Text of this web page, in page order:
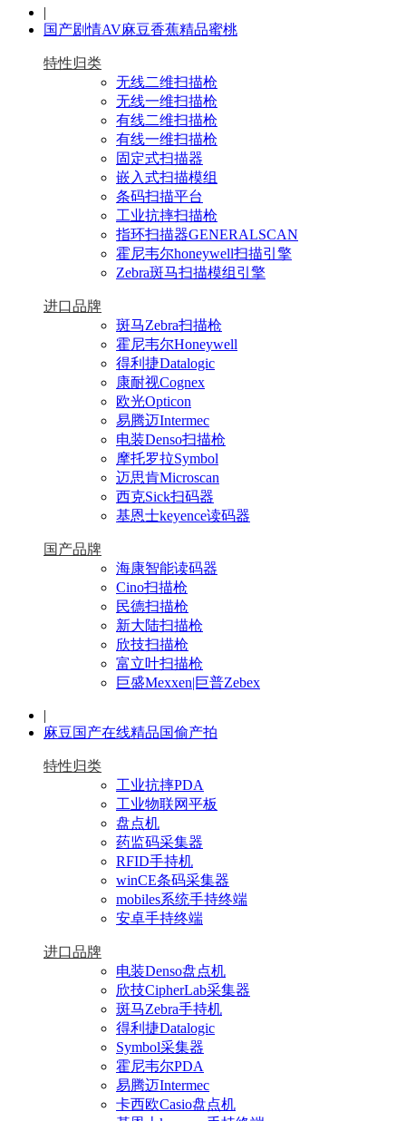
|
国产剧情AV麻豆香蕉精品蜜桃
特性归类
无线二维扫描枪
无线一维扫描枪
有线二维扫描枪
有线一维扫描枪
固定式扫描器
嵌入式扫描模组
条码扫描平台
工业抗摔扫描枪
指环扫描器GENERALSCAN
霍尼韦尔honeywell扫描引擎
Zebra斑马扫描模组引擎
进口品牌
斑马Zebra扫描枪
霍尼韦尔Honeywell
得利捷Datalogic
康耐视Cognex
欧光Opticon
易腾迈Intermec
电装Denso扫描枪
摩托罗拉Symbol
迈思肯Microscan
西克Sick扫码器
基恩士keyence读码器
国产品牌
海康智能读码器
Cino扫描枪
民德扫描枪
新大陆扫描枪
欣技扫描枪
富立叶扫描枪
巨盛Mexxen|巨普Zebex
|
麻豆国产在线精品国偷产拍
特性归类
工业抗摔PDA
工业物联网平板
盘点机
药监码采集器
RFID手持机
winCE条码采集器
mobiles系统手持终端
安卓手持终端
进口品牌
电装Denso盘点机
欣技CipherLab采集器
斑马Zebra手持机
得利捷Datalogic
Symbol采集器
霍尼韦尔PDA
易腾迈Intermec
卡西欧Casio盘点机